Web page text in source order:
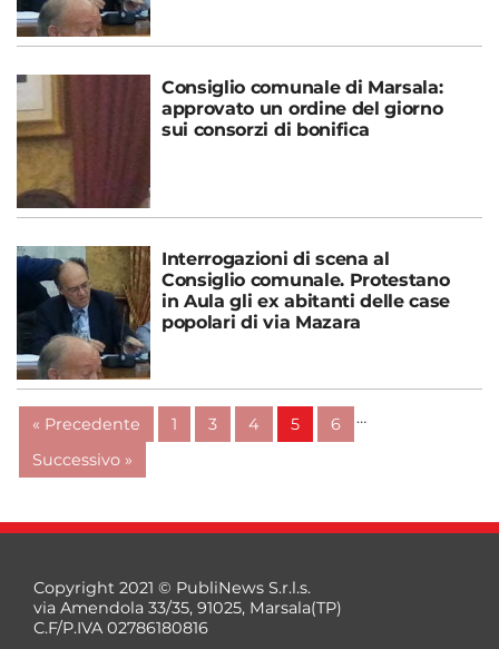
Consiglio comunale di Marsala:
approvato un ordine del giorno
sui consorzi di bonifica
Interrogazioni di scena al
Consiglio comunale. Protestano
in Aula gli ex abitanti delle case
popolari di via Mazara
« Precedente 1 …
3 4 5
6
Successivo »
Copyright 2021 © PubliNews S.r.l.s.
via Amendola 33/35, 91025, Marsala(TP)
C.F/P.IVA 02786180816